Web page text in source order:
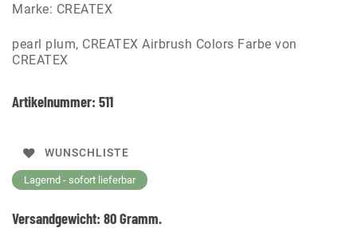
Marke: CREATEX
pearl plum, CREATEX Airbrush Colors Farbe von
CREATEX
Artikelnummer: 511
WUNSCHLISTE
Lagernd - sofort lieferbar
Versandgewicht: 80Gramm.